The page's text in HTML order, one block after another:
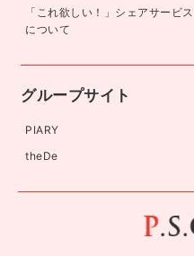
「これ欲しい！」シェアサービス
について
グループサイト
PIARY
theDe